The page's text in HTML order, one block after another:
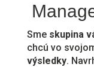
Sme skupina
chcú vo
výsledky.